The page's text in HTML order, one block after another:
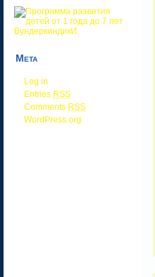
Мета
Log in
Entries RSS
Comments RSS
WordPress.org